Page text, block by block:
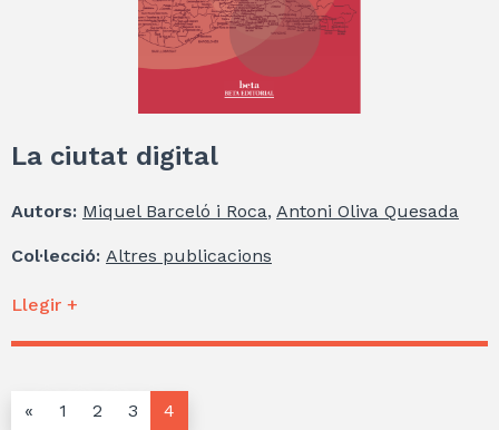
La ciutat digital
Autors: Miquel Barceló i Roca, Antoni Oliva Quesada
Col·lecció: Altres publicacions
Llegir +
« 1 2 3 4